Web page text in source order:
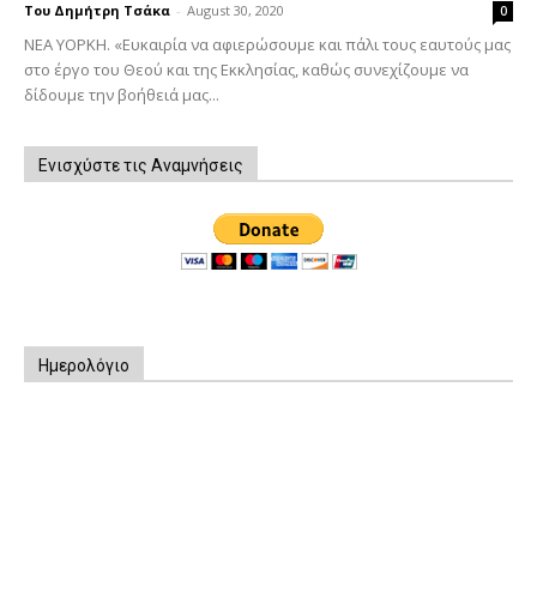
Του Δημήτρη Τσάκα - August 30, 2020 0
ΝΕΑ ΥΟΡΚΗ. «Ευκαιρία να αφιερώσουμε και πάλι τους εαυτούς μας
στο έργο του Θεού και της Εκκλησίας, καθώς συνεχίζουμε να
δίδουμε την βοήθειά μας...
Ενισχύστε τις Αναμνήσεις
Ημερολόγιο